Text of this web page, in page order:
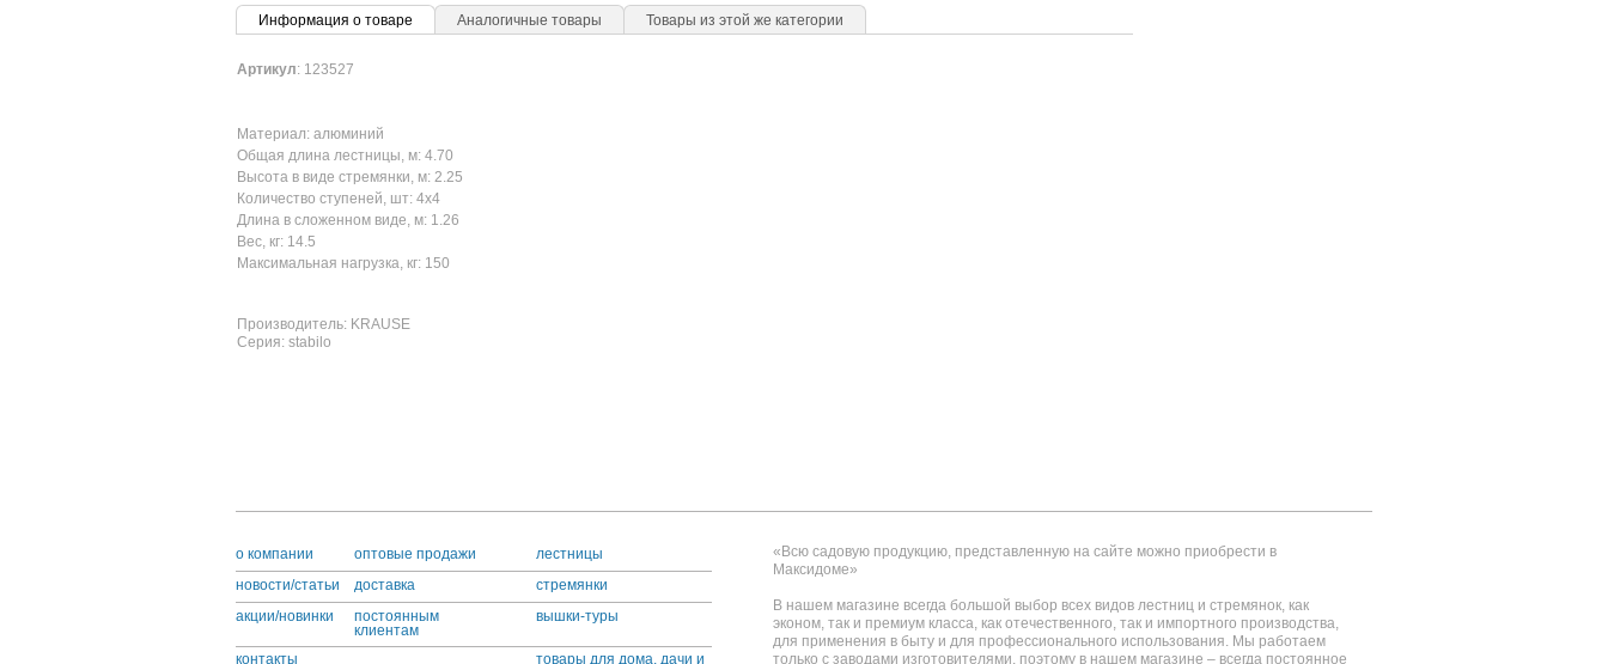
Информация о товаре Аналогичные товары Товары из этой же категории
Артикул: 123527
Материал: алюминий
Общая длина лестницы, м: 4.70
Высота в виде стремянки, м: 2.25
Количество ступеней, шт: 4х4
Длина в сложенном виде, м: 1.26
Вес, кг: 14.5
Максимальная нагрузка, кг: 150
Производитель: KRAUSE
Серия: stabilo
o компании
новости/статьи
акции/новинки
контакты
оптовые продажи
доставка
постоянным
клиентам
лестницы
стремянки
вышки-туры
товары для дома, дачи и
«Всю садовую продукцию, представленную на сайте можно приобрести в
Максидоме»
В нашем магазине всегда большой выбор всех видов лестниц и стремянок, как
эконом, так и премиум класса, как отечественного, так и импортного производства,
для применения в быту и для профессионального использования. Мы работаем
только с заводами изготовителями, поэтому в нашем магазине – всегда постоянное